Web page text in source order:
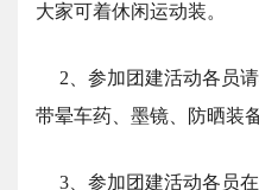
大家可着休闲运动装。
2、参加团建活动各员
带晕车药、墨镜、防晒装
3、参加团建活动各员